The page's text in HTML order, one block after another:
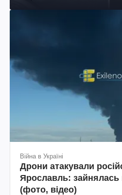
Війна в Україні
Дрони атакували
Ярославль:
(фото, відео)